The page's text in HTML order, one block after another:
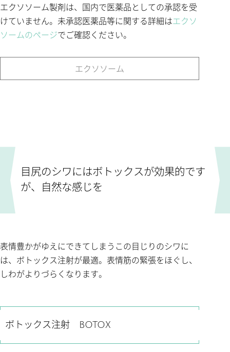
エクソソーム製剤は、国内で医薬品としての承認を受
けていません。未承認医薬品等に関する詳細はエクソ
ソームのページでご確認ください。
エクソソーム
目尻のシワにはボトックスが効果的です
が、自然な感じを
表情豊かがゆえにできてしまうこの目じりのシワに
は、ボトックス注射が最適。表情筋の緊張をほぐし、
しわがよりづらくなります。
ボトックス注射 BOTOX